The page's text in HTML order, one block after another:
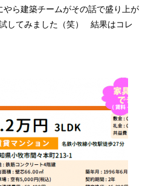
ら建築チームがその話で盛り上が
してみました（笑） 結果はコレ